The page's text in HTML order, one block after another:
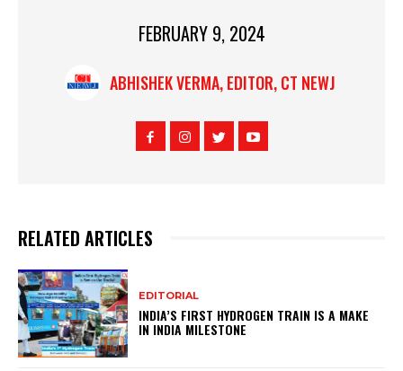
FEBRUARY 9, 2024
ABHISHEK VERMA, EDITOR, CT NEWJ
RELATED ARTICLES
EDITORIAL
INDIA’S FIRST HYDROGEN TRAIN IS A MAKE
IN INDIA MILESTONE